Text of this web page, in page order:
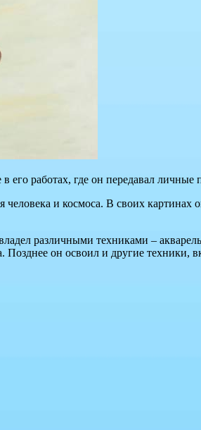
работах, где он передавал личные
и космоса. В своих
различными техниками –
он освоил и другие